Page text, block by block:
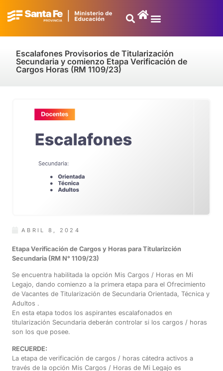
Escalafones Provisorios de Titularización
Secundaria y comienzo Etapa Verificación de
Cargos Horas (RM 1109/23)
ABRIL 8, 2024
Etapa Verificación de Cargos y Horas para Titularizción
Secundaria (RM N° 1109/23)
Se encuentra habilitada la opción Mis Cargos / Horas en Mi
Legajo, dando comienzo a la primera etapa para el Ofrecimiento
de Vacantes de Titularización de Secundaria Orientada, Técnica y
Adultos .
En esta etapa todos los aspirantes escalafonados en
titularización Secundaria deberán controlar si los cargos / horas
son los que posee.
RECUERDE:
La etapa de verificación de cargos / horas cátedra activos a
través de la opción Mis Cargos / Horas de Mi Legajo es